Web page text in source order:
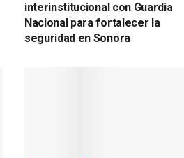
interinstitucional con Guardia
Nacional para fortalecer la
seguridad en Sonora